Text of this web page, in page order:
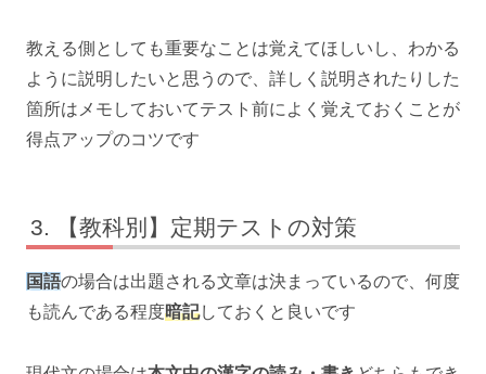
教える側としても重要なことは覚えてほしいし、わかる
ように説明したいと思うので、詳しく説明されたりした
箇所はメモしておいてテスト前によく覚えておくことが
得点アップのコツです
【教科別】定期テストの対策
国語の場合は出題される文章は決まっているので、何度
も読んである程度暗記しておくと良いです